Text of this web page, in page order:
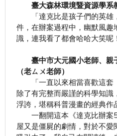
臺大森林環境暨資源學系
「達克比是孩子們的英雄
件，在辦案過程中，幽默風趣
識，連我看了都會哈哈大笑呢
臺中市大元國小老師、親
（老ㄙㄨ老師）
「一直以來相當喜歡這套
除了有完整而嚴謹的科學知
浮誇，堪稱科普漫畫的經典作
一翻開這本《達克比辦案5
屋又是僵屍的劇情，對於不